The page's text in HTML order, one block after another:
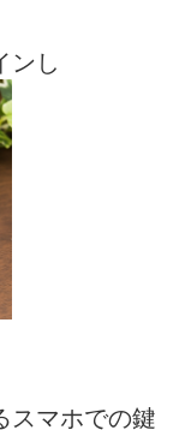
ンし
スマホでの鍵